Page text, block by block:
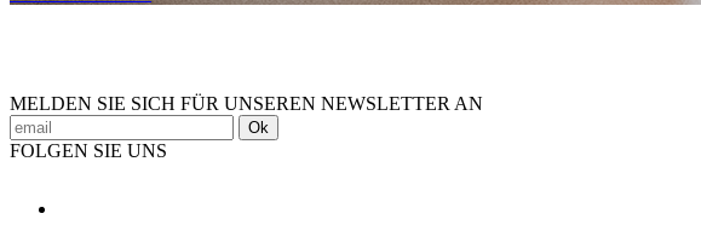
MELDEN SIE SICH FÜR UNSEREN NEWSLETTER AN
Ok
FOLGEN SIE UNS